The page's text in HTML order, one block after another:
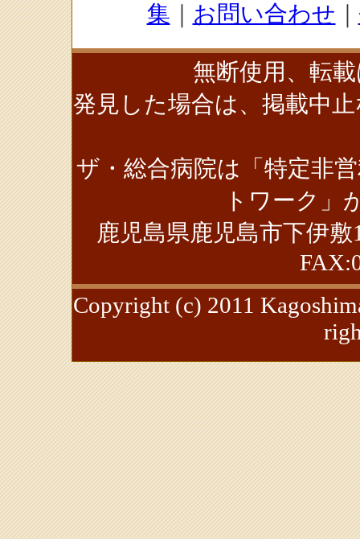
集 ｜ お問い合わせ ｜
無断使用、転
発見した場合は、掲載中
ザ・総合病院は「特定非
トワーク」
鹿児島県鹿児島市下伊敷
Copyright (c) 2011